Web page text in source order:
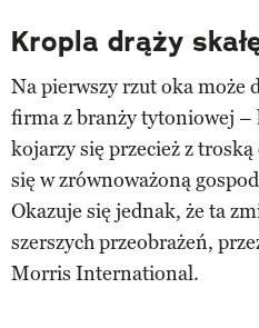
Kropla drąży
Na pierwszy rzut oka może
firma z branży tytoniowej –
kojarzy się przecież z
się w zrównoważoną
Okazuje się jednak, że ta
szerszych przeobrażeń,
Morris International.